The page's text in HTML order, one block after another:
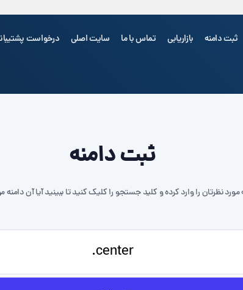
ثبت دامنه بازاریابی تماس با ما سایت اصلی درخواست
ثبت دامنه
مورد نظرتان را وارد کرده و کلید جستجو را کلیک کنید تا ببینید آیا آن